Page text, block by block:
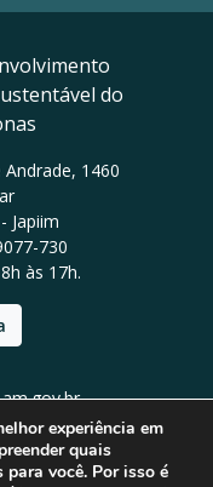
do
1460
Japiim
730
às 17h.
experiência em
quais
você. Por isso é